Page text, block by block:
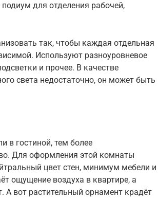
для отделения рабочей,
так, чтобы каждая отдельная
Используют разноуровневое
и прочее. В качестве
света недостаточно, он может быть
в гостиной, тем более
Для оформления этой комнаты
цвет стен, минимум мебели и
ощущение воздуха в квартире, а
А вот растительный орнамент крадёт